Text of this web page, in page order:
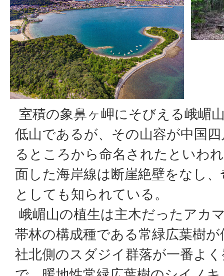
室積の象鼻ヶ岬にそびえる峨嵋
低山であるが、その山容が中国
るところから命名されたといわ
面した海岸線は断崖絶壁をなし
としても知られている。
峨嵋山の植生は主木だったアカ
帯林の構成種である常緑広葉樹
社北側のスダジイ群落が一番よ